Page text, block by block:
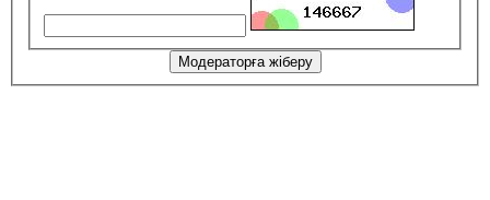
Модераторға жіберу